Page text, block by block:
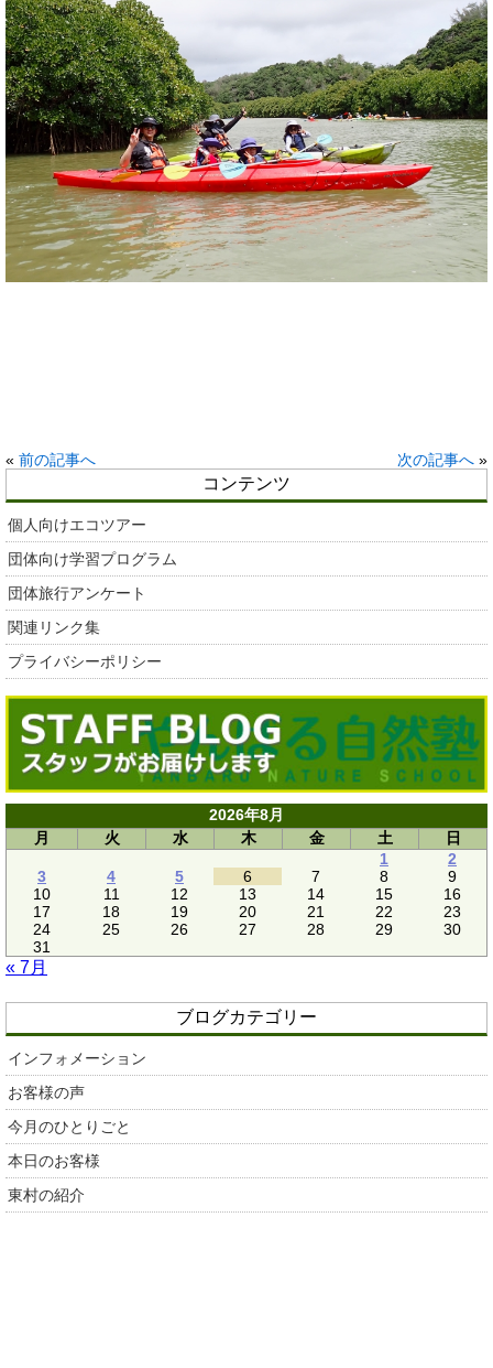
« 前の記事へ 次の記事へ »
コンテンツ
個人向けエコツアー
団体向け学習プログラム
団体旅行アンケート
関連リンク集
プライバシーポリシー
2026年8月
月
火 水 木 金 土
日
1
2
3
4 5 6 7 8
9
10
11 12 13 14 15
16
17
18 19 20 21 22
23
24
25 26 27 28 29
30
31
« 7月
ブログカテゴリー
インフォメーション
お客様の声
今月のひとりごと
本日のお客様
東村の紹介